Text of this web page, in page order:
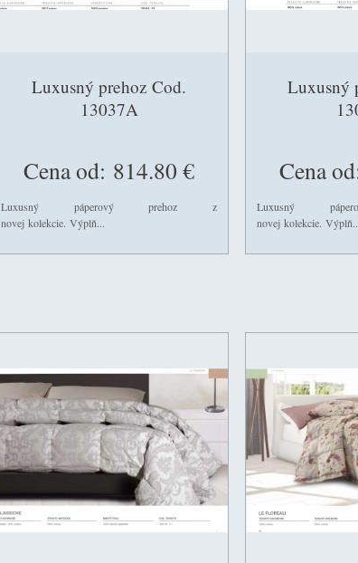
Luxusný prehoz Cod.
13037A
Cena od: 814.80 €
Luxusný páperový prehoz z
novej kolekcie. Výplň...
Luxusný
Cena
Luxusný
novej kolekcie.